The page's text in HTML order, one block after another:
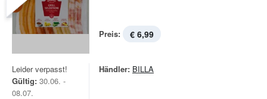
Preis: € 6,99
Leider verpasst!
Gültig: 30.06. -
08.07.
Händler: BILLA